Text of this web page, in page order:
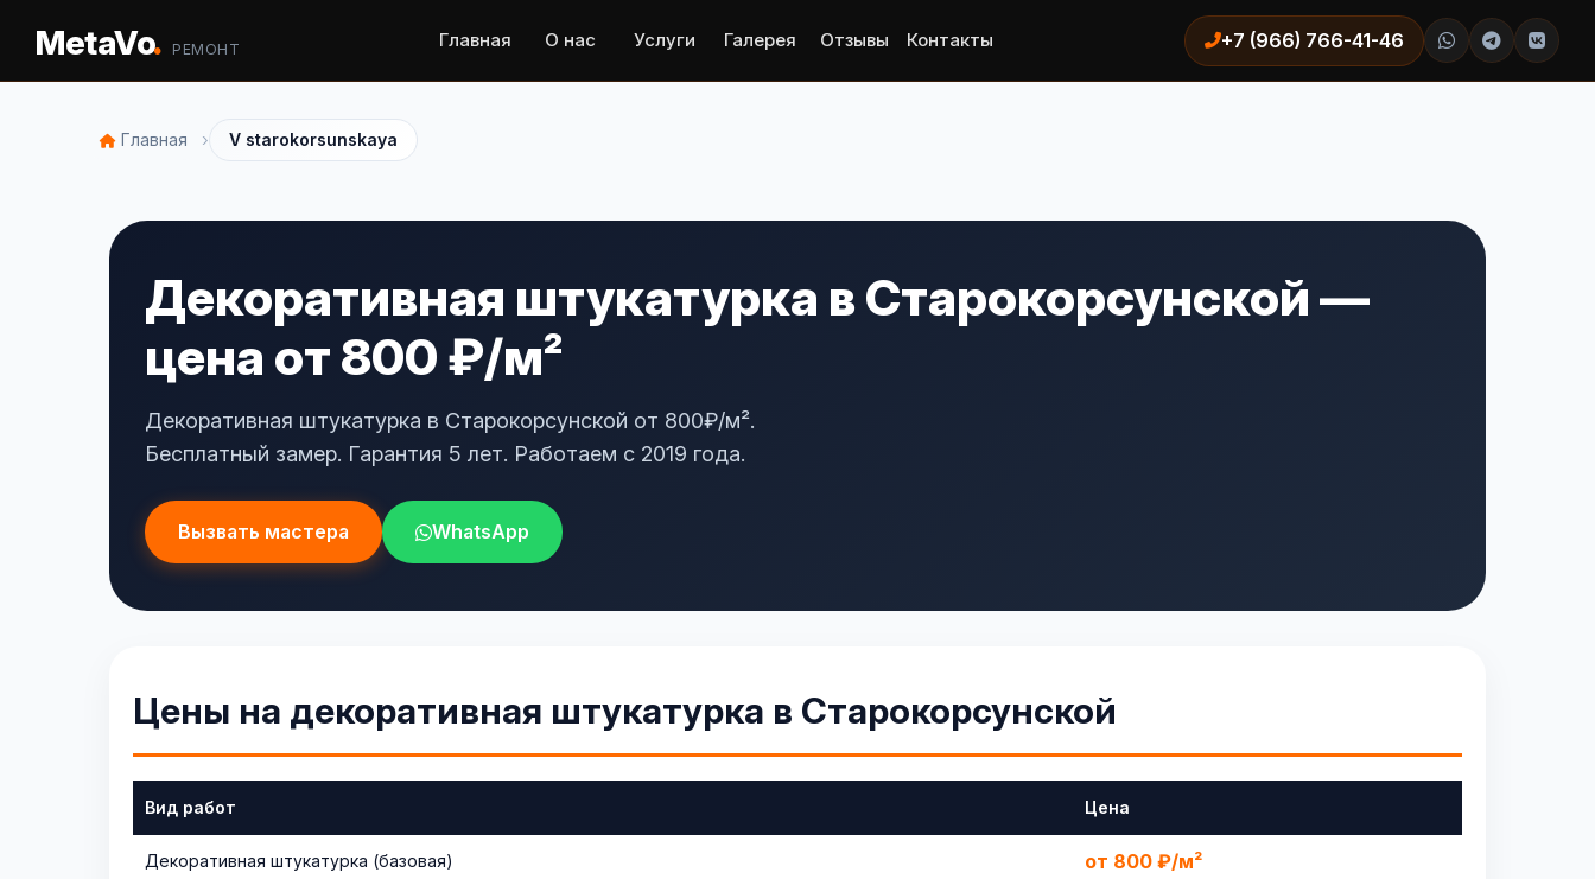
MetaVo. РЕМОНТ Главная О нас Услуги Галерея Отзывы Контакты +7 (966) 766-41-46
Главная › V starokorsunskaya
Декоративная штукатурка в Старокорсунской —
цена от 800 ₽/м²
Декоративная штукатурка в Старокорсунской от 800₽/м².
Бесплатный замер. Гарантия 5 лет. Работаем с 2019 года.
Вызвать мастера WhatsApp
Цены на декоративная штукатурка в Старокорсунской
Вид работ Цена
Декоративная штукатурка (базовая) от 800 ₽/м²